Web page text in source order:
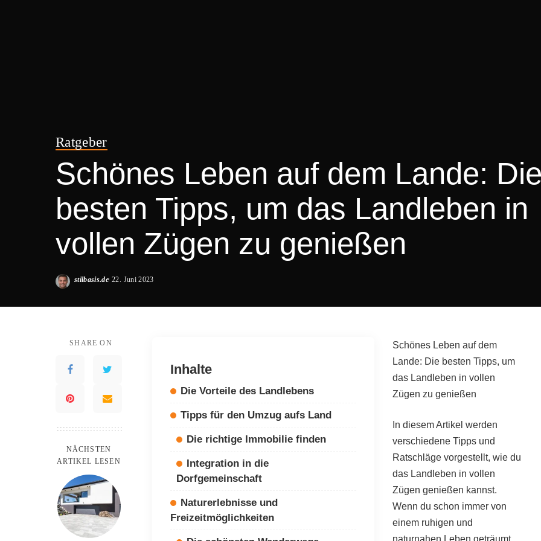
Ratgeber
Schönes Leben auf dem Lande:
besten Tipps, um das Landleben in
vollen Zügen zu genießen
Posted
stilbasis.de 22. Juni 2023
SHARE ON
NÄCHSTEN
ARTIKEL LESEN
Inhalte
Die Vorteile des Landlebens
Tipps für den Umzug aufs Land
Die richtige Immobilie finden
Integration in die
Dorfgemeinschaft
Naturerlebnisse und
Freizeitmöglichkeiten
Schönes Leben auf dem
Lande: Die besten Tipps, um
das Landleben in vollen
Zügen zu genießen
In diesem Artikel werden
verschiedene Tipps und
Ratschläge vorgestellt, wie du
das Landleben in vollen
Zügen genießen kannst.
Wenn du schon immer von
einem ruhigen und
naturnahen Leben geträumt